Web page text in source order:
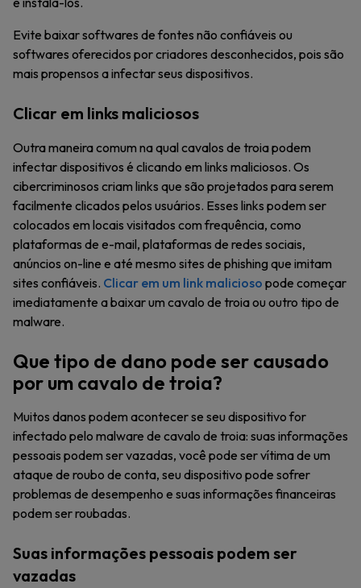
Evite baixar softwares de fontes não confiáveis ou
softwares oferecidos por criadores desconhecidos, pois são
mais propensos a infectar seus dispositivos.
Clicar em links maliciosos
Outra maneira comum na qual cavalos de troia podem
infectar dispositivos é clicando em links maliciosos. Os
cibercriminosos criam links que são projetados para serem
facilmente clicados pelos usuários. Esses links podem ser
colocados em locais visitados com frequência, como
plataformas de e-mail, plataformas de redes sociais,
anúncios on-line e até mesmo sites de phishing que imitam
sites confiáveis. Clicar em um link malicioso pode começar
imediatamente a baixar um cavalo de troia ou outro tipo de
malware.
Que tipo de dano pode ser causado
por um cavalo de troia?
Muitos danos podem acontecer se seu dispositivo for
infectado pelo malware de cavalo de troia: suas informações
pessoais podem ser vazadas, você pode ser vítima de um
ataque de roubo de conta, seu dispositivo pode sofrer
problemas de desempenho e suas informações financeiras
podem ser roubadas.
Suas informações pessoais podem ser
vazadas